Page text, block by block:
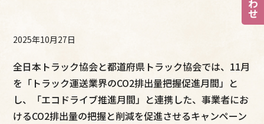
2025年10月27日
全日本トラック協会と都道府県トラック協会では、11月
を「トラック運送業界のCO2排出量把握促進月間」と
し、「エコドライブ推進月間」と連携した、事業者にお
けるCO2排出量の把握と削減を促進させるキャンペーン